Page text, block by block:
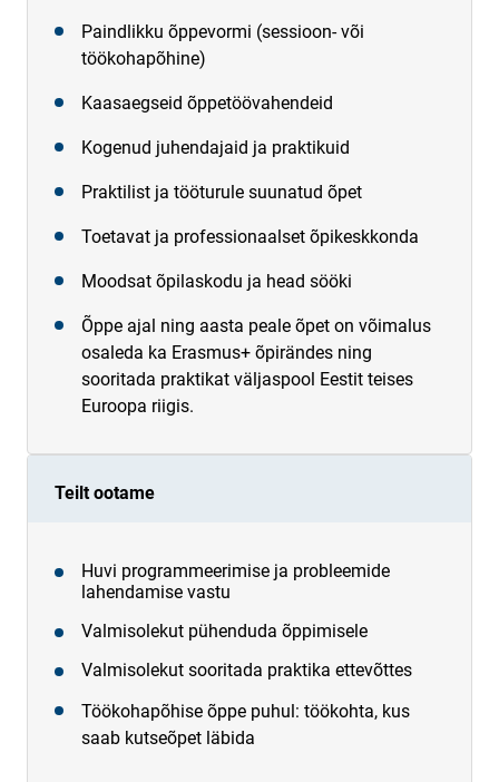
Paindlikku õppevormi (sessioon- või
töökohapõhine)
Kaasaegseid õppetöövahendeid
Kogenud juhendajaid ja praktikuid
Praktilist ja tööturule suunatud õpet
Toetavat ja professionaalset õpikeskkonda
Moodsat õpilaskodu ja head sööki
Õppe ajal ning aasta peale õpet on võimalus
osaleda ka Erasmus+ õpirändes ning
sooritada praktikat väljaspool Eestit teises
Euroopa riigis.
Teilt ootame
Huvi programmeerimise ja probleemide
lahendamise vastu
Valmisolekut pühenduda õppimisele
Valmisolekut sooritada praktika ettevõttes
Töökohapõhise õppe puhul: töökohta, kus
saab kutseõpet läbida